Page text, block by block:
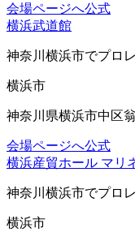
会場ページへ公式
横浜武道館
神奈川横浜市でプロ
横浜市
神奈川県横浜市中区
会場ページへ公式
横浜産貿ホール マリ
神奈川横浜市でプロ
横浜市